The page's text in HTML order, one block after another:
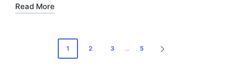
Read More
1 2 3 … 5